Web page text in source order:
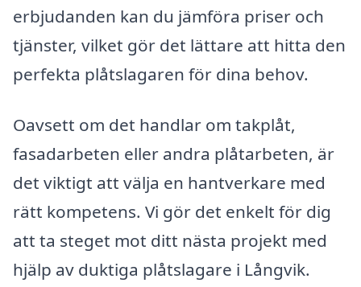
erbjudanden kan du jämföra priser och
tjänster, vilket gör det lättare att hitta den
perfekta plåtslagaren för dina behov.
Oavsett om det handlar om takplåt,
fasadarbeten eller andra plåtarbeten, är
det viktigt att välja en hantverkare med
rätt kompetens. Vi gör det enkelt för dig
att ta steget mot ditt nästa projekt med
hjälp av duktiga plåtslagare i Långvik.